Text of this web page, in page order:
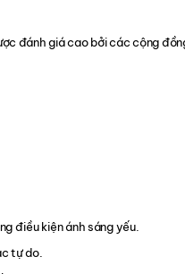
đánh giá cao bởi các cộng
điều kiện ánh sáng yếu.
tự do.